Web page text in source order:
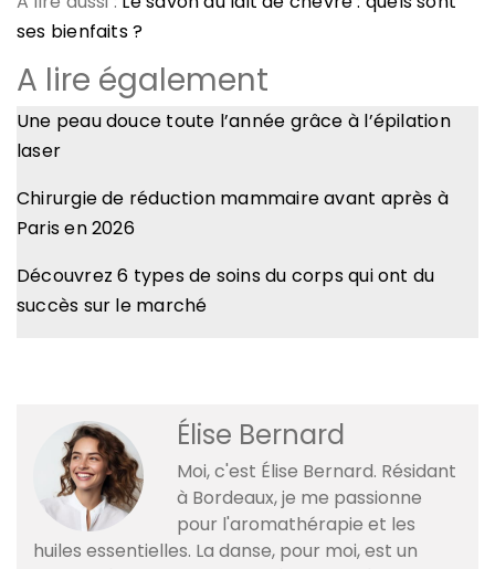
ses bienfaits ?
A lire également
Une peau douce toute l’année grâce à l’épilation
laser
Chirurgie de réduction mammaire avant après à
Paris en 2026
Découvrez 6 types de soins du corps qui ont du
succès sur le marché
Élise Bernard
Moi, c'est Élise Bernard. Résidant
à Bordeaux, je me passionne
pour l'aromathérapie et les
huiles essentielles. La danse, pour moi, est un